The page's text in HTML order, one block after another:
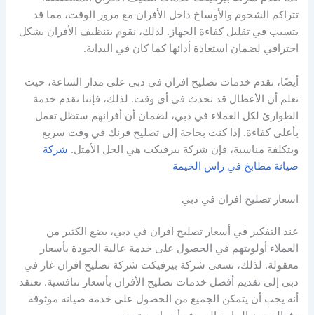
تتراكم الشحوم والأوساخ داخل الأفران مع مرور الوقت، مما قد
يتسبب في تقليل كفاءة الجهاز. لذلك، نقوم بتنظيف الأفران بشكل
احترافي لضمان استعادة أدائها كما كان في البداية.
أيضًا، نقدم خدمات تصليح افران في دبي على مدار الساعة، حيث
نعلم أن الأعطال قد تحدث في أي وقت. لذلك، فإننا نقدم خدمة
الطوارئ لكل العملاء في دبي، لضمان أن أفرانهم ستظل تعمل
بأعلى كفاءة. إذا كنت بحاجة إلى تصليح فرنك في وقت سريع
وبتكلفة مناسبة، فإن شركة بيرفيكت هي الحل الأمثل. شركة
صيانة مطابخ في راس الخيمة
اسعار تصليح افران في دبي
عند التفكير في أسعار تصليح افران في دبي، يضع الكثير من
العملاء أولويتهم في الحصول على خدمة عالية الجودة بأسعار
معقولة. لذلك، تسعى شركة بيرفيكت شركة تصليح افران غاز في
دبي إلى تقديم أفضل خدمات تصليح الأفران بأسعار تنافسية. نعتقد
أنه يجب أن يتمكن الجميع من الحصول على خدمة صيانة موثوقة